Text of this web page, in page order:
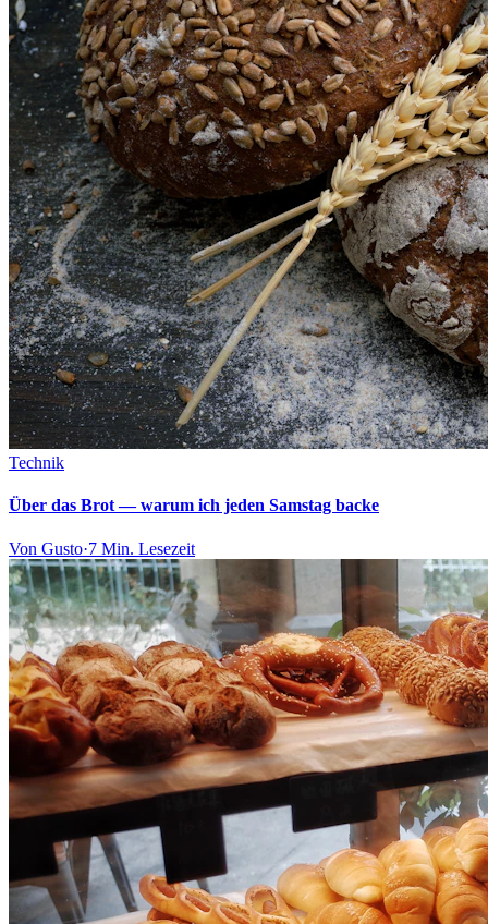
Technik
Über das Brot — warum ich jeden Samstag backe
Von Gusto·7 Min. Lesezeit